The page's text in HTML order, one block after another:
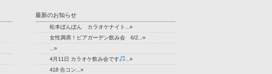
最新のお知らせ
松本ぼんぼん カラオケナイト...»
女性満席！ビアガーデン飲み会 6/2...»
...»
4月11日 カラオケ飲み会です
...»
418 合コン...»